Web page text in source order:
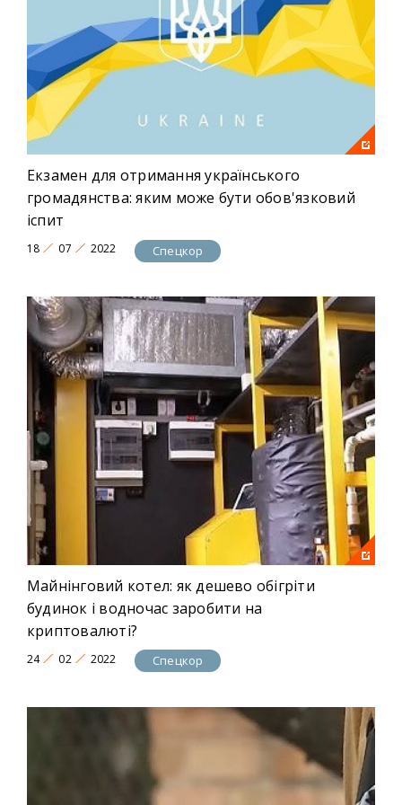
Екзамен для отримання українського
громадянства: яким може бути обов'язковий
іспит
18 07 2022 Спецкор
Майнінговий котел: як дешево обігріти
будинок і водночас заробити на
криптовалюті?
24 02 2022 Спецкор